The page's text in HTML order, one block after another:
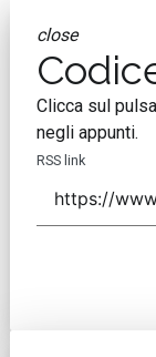
close
Clicca sul
negli appunti.
RSS link